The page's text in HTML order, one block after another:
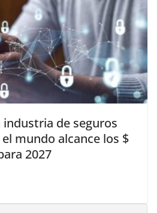
industria de seguros
mundo alcance los $
2027